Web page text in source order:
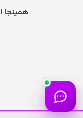
همینجا